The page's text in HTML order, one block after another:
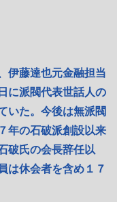
伊藤達也元金融担当
に派閥代表世話人の
いた。今後は無派閥
年の石破派創設以来
破氏の会長辞任以
は休会者を含め１７